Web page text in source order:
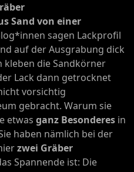
Sand von einer
sagen Lackprofil
auf der Ausgrabung dick
kleben die Sandkörner
Lack dann getrocknet
vorsichtig
gebracht. Warum sie
etwas ganz Besonderes in
haben nämlich bei der
zwei Gräber
Spannende ist: Die